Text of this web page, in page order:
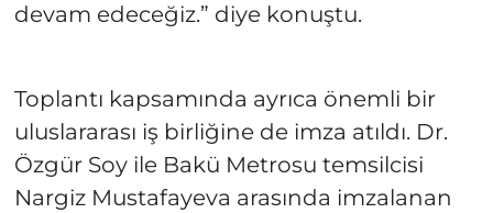
devam edeceğiz.” diye konuştu.
Toplantı kapsamında ayrıca önemli bir
uluslararası iş birliğine de imza atıldı. Dr.
Özgür Soy ile Bakü Metrosu temsilcisi
Nargiz Mustafayeva arasında imzalanan